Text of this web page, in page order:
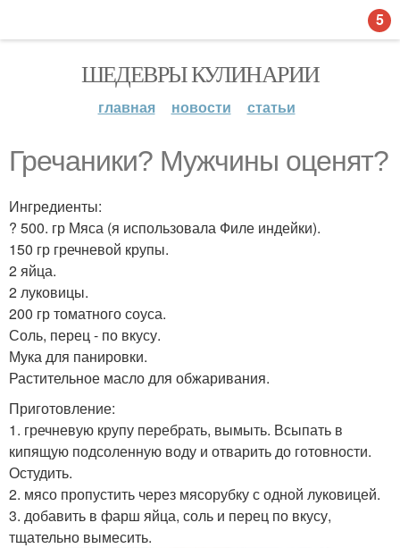
ШЕДЕВРЫ КУЛИНАРИИ
главная новости статьи
Гречаники? Мужчины оценят?
Ингредиенты:
? 500. гр Мяса (я использовала Филе индейки).
150 гр гречневой крупы.
2 яйца.
2 луковицы.
200 гр томатного соуса.
Соль, перец - по вкусу.
Мука для панировки.
Растительное масло для обжаривания.
Приготовление:
1. гречневую крупу перебрать, вымыть. Всыпать в
кипящую подсоленную воду и отварить до готовности.
Остудить.
2. мясо пропустить через мясорубку с одной луковицей.
3. добавить в фарш яйца, соль и перец по вкусу,
тщательно вымесить.
5